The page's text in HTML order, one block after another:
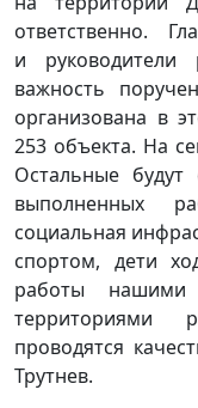
ответственно.
и руководители
важность
организована в
253 объекта. На
Остальные
выполненных
социальная
спортом, дети
работы
территориями
проводятся
Трутнев.